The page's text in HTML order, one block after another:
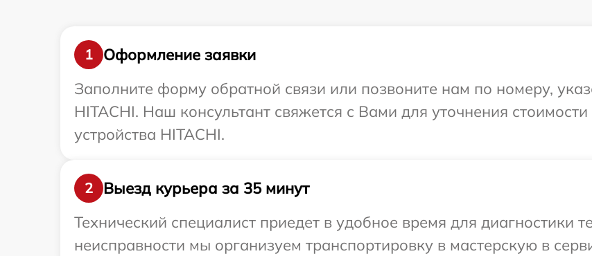
1
Оформление заявки
Заполните форму обратной связи или позвоните нам по номеру,
HITACHI. Наш консультант свяжется с Вами для уточнения
устройства HITACHI.
2
Выезд курьера за 35 минут
Технический специалист приедет в удобное время для диагностики
неисправности мы организуем транспортировку в мастерскую в